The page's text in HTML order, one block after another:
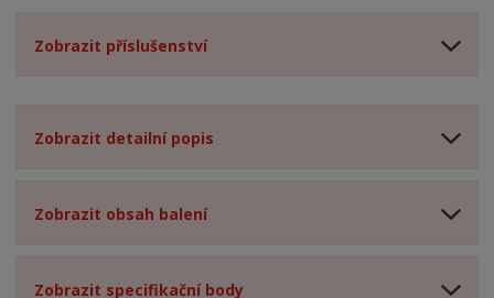
Zobrazit příslušenství
Zobrazit detailní popis
Zobrazit obsah balení
Zobrazit specifikační body